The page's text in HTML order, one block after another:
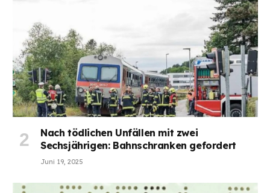
Nach tödlichen Unfällen mit zwei
Sechsjährigen: Bahnschranken gefordert
Juni 19, 2025